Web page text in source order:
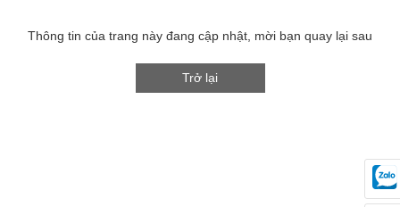
Thông tin của trang này đang cập nhật, mời bạn quay lại sau
Trở lại